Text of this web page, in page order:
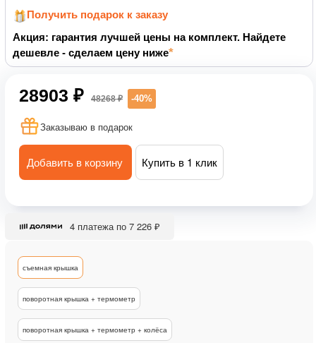
Получить подарок к заказу
Акция: гарантия лучшей цены на комплект. Найдете
дешевле - сделаем цену ниже
28903 ₽ 48268 ₽ -40%
Заказываю в подарок
Добавить в корзину Купить в 1 клик
4 платежа по 7 226 ₽
съемная крышка
поворотная крышка + термометр
поворотная крышка + термометр + колёса